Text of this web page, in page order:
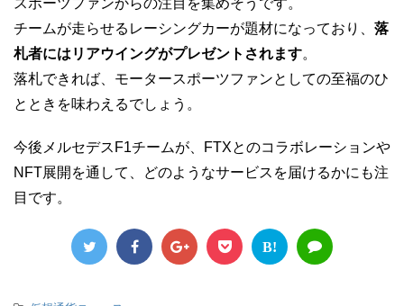
スポーツファンからの注目を集めそうです。
チームが走らせるレーシングカーが題材になっており、 落
札者にはリアウイングがプレゼントされます。
落札できれば、モータースポーツファンとしての至福のひ
とときを味わえるでしょう。
今後メルセデスF1チームが、FTXとのコラボレーションや
NFT展開を通して、どのようなサービスを届けるかにも注
目です。
B!